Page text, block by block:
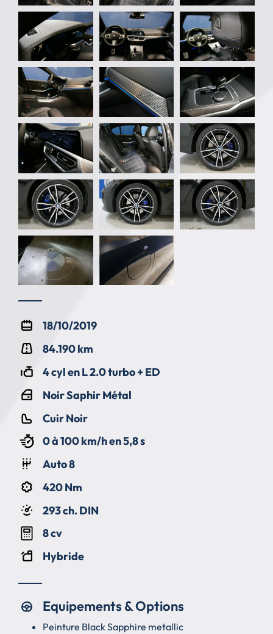
18/10/2019
84.190 km
4 cyl en L 2.0 turbo + ED
Noir Saphir Métal
Cuir Noir
0 à 100 km/h en 5,8 s
Auto 8
420 Nm
293 ch. DIN
8 cv
Hybride
Equipements & Options
Peinture Black Sapphire metallic